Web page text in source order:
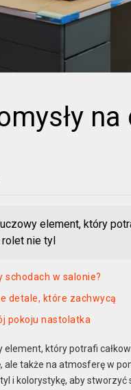
element, który
nie tyl
w salonie?
detale, które zachwycą
pokoju nastolatka
element, który potrafi
ale także na atmosferę w
i kolorystykę, aby